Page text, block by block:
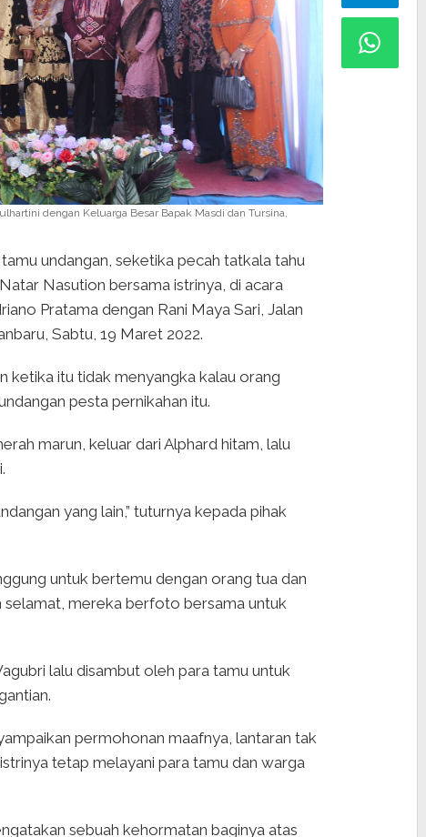
dengan Keluarga Besar Bapak Masdi dan Tursina,
undangan, seketika pecah tatkala tahu
Nasution bersama istrinya, di acara
Pratama dengan Rani Maya Sari, Jalan
Sabtu, 19 Maret 2022.
ketika itu tidak menyangka kalau orang
pesta pernikahan itu.
marun, keluar dari Alphard hitam, lalu
yang lain,” tuturnya kepada pihak
untuk bertemu dengan orang tua dan
mereka berfoto bersama untuk
lalu disambut oleh para tamu untuk
permohonan maafnya, lantaran tak
tetap melayani para tamu dan warga
sebuah kehormatan baginya atas